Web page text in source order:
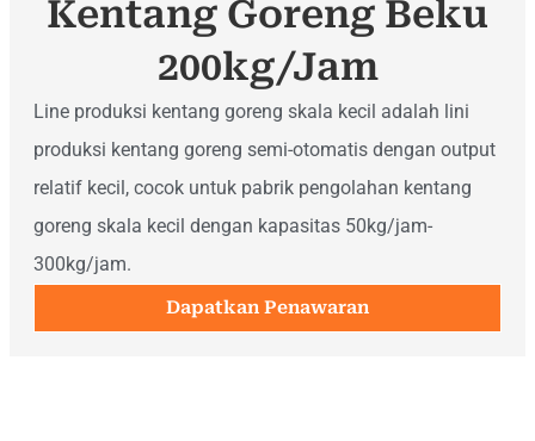
Kentang Goreng Beku
200kg/jam
Line produksi kentang goreng skala kecil adalah lini
produksi kentang goreng semi-otomatis dengan output
relatif kecil, cocok untuk pabrik pengolahan kentang
goreng skala kecil dengan kapasitas 50kg/jam-
300kg/jam.
Dapatkan Penawaran